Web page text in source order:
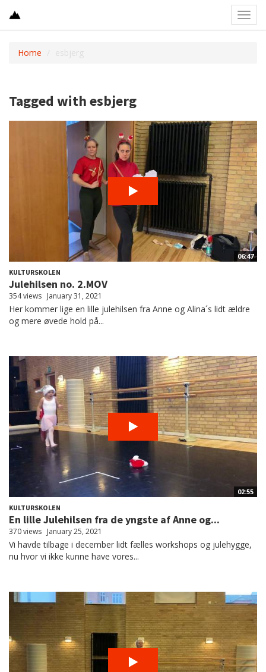
Home esbjerg
Tagged with esbjerg
06:47
KULTURSKOLEN
Julehilsen no. 2.MOV
354 views January 31, 2021
Her kommer lige en lille julehilsen fra Anne og Alina´s lidt ældre
og mere øvede hold på...
02:55
KULTURSKOLEN
En lille Julehilsen fra de yngste af Anne og...
370 views January 25, 2021
Vi havde tilbage i december lidt fælles workshops og julehygge,
nu hvor vi ikke kunne have vores...